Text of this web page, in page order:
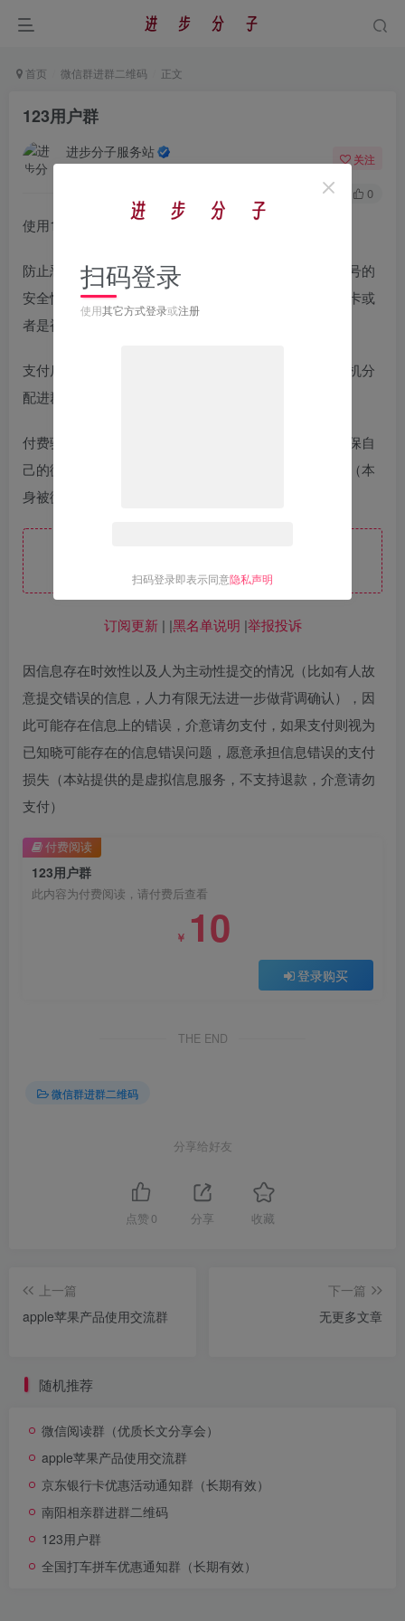
首页 微信群进群二维码 正文
123用户群
进步分子服务站
关注微信公众号：进步分子服务站，进群
关注
1114 0
使用123云盘的用户交流群
防止恶意进群刷广告的用户，采用小额支付验证微信行号的
安全性（广告账号一般没有实名认证或者无法绑定银行卡或
者是被风控限制支付，无法完成支付）
支付后就有进群二维码，由于存在满员群，采用活码随机分
配进群。
付费验证后可见进群二维码，然后扫码进群即可，请确保自
己的微信状态正常，一般来说能支付就肯定进群没问题（本
身被微信风险风控可能扫码无法进群）：
订阅更新 | |黑名单说明 |举报投诉
因信息存在时效性以及人为主动性提交的情况（比如有人故
意提交错误的信息，人力有限无法进一步做背调确认），因
此可能存在信息上的错误，介意请勿支付，如果支付则视为
已知晓可能存在的信息错误问题，愿意承担信息错误的支付
损失（本站提供的是虚拟信息服务，不支持退款，介意请勿
支付）
123用户群
此内容为付费阅读，请付费后查看
￥ 10
登录购买
付费阅读
THE END
微信群进群二维码
分享给好友
点赞 0 分享 收藏
上一篇
apple苹果产品使用交流群
下一篇
无更多文章
随机推荐
微信阅读群（优质长文分享会）
apple苹果产品使用交流群
京东银行卡优惠活动通知群（长期有效）
南阳相亲群进群二维码
123用户群
全国打车拼车优惠通知群（长期有效）
扫码登录
使用其它方式登录或注册
扫码登录即表示同意隐私声明